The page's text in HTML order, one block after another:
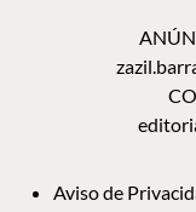
Aviso de